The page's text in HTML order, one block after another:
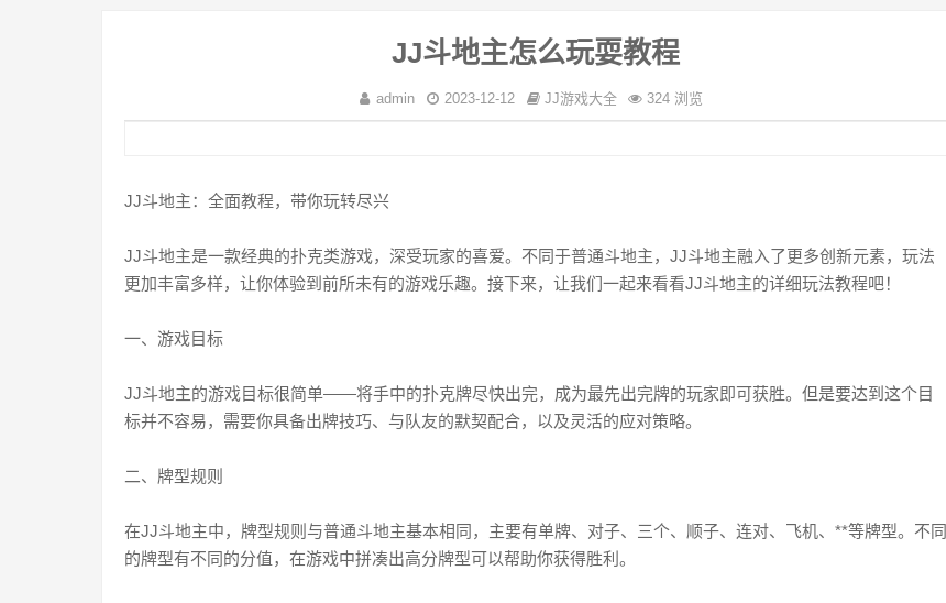
JJ斗地主怎么玩耍教程
admin 2023-12-12 JJ游戏大全 324 浏览
JJ斗地主：全面教程，带你玩转尽兴
JJ斗地主是一款经典的扑克类游戏，深受玩家的喜爱。不同于普通斗地主，JJ斗地主融入了更多创新元素，玩法
更加丰富多样，让你体验到前所未有的游戏乐趣。接下来，让我们一起来看看JJ斗地主的详细玩法教程吧！
一、游戏目标
JJ斗地主的游戏目标很简单——将手中的扑克牌尽快出完，成为最先出完牌的玩家即可获胜。但是要达到这个目
标并不容易，需要你具备出牌技巧、与队友的默契配合，以及灵活的应对策略。
二、牌型规则
在JJ斗地主中，牌型规则与普通斗地主基本相同，主要有单牌、对子、三个、顺子、连对、飞机、**等牌型。不同
的牌型有不同的分值，在游戏中拼凑出高分牌型可以帮助你获得胜利。